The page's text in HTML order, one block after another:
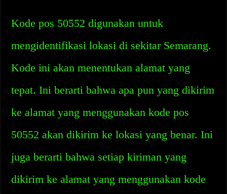
Kode pos 50552 digunakan untuk
mengidentifikasi lokasi di sekitar Semarang.
Kode ini akan menentukan alamat yang
tepat. Ini berarti bahwa apa pun yang dikirim
ke alamat yang menggunakan kode pos
50552 akan dikirim ke lokasi yang benar. Ini
juga berarti bahwa setiap kiriman yang
dikirim ke alamat yang menggunakan kode